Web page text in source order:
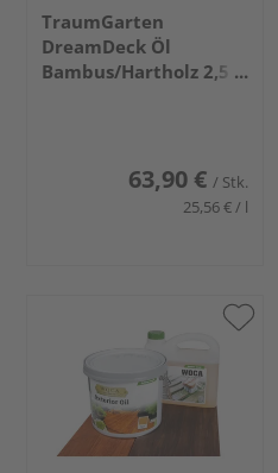
TraumGarten
DreamDeck Öl
Bambus/Hartholz 2,5
63,90 € / Stk.
25,56 € / l